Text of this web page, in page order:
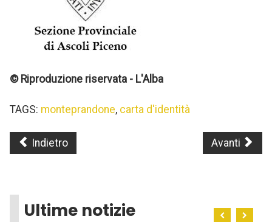
© Riproduzione riservata - L'Alba
TAGS: monteprandone, carta d'identità
Indietro Avanti
Ultime notizie